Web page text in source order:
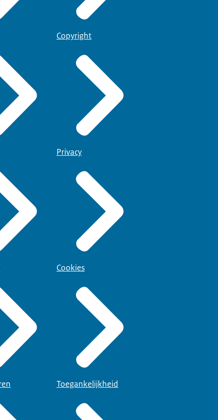
Copyright
Privacy
Cookies
Toegankelijkheid